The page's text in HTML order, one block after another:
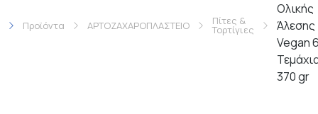
Προϊόντα ΑΡΤΟΖΑΧΑΡΟΠΛΑΣΤΕΙΟ Πίτες &
Τορτίγιες
Ολικής
Άλεσης
Vegan
370 gr